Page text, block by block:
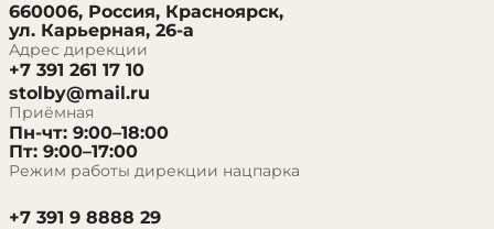
660006, Россия, Красноярск,
ул. Карьерная, 26-а
Адрес дирекции
+7 391 261 17 10
stolby@mail.ru
Приёмная
Пн-чт: 9:00–18:00
Пт: 9:00–17:00
Режим работы дирекции нацпарка
+7 391 9 8888 29